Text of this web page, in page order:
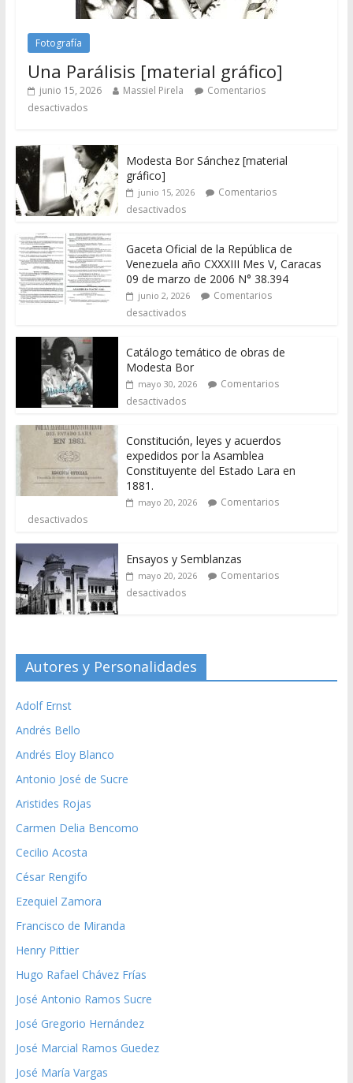
Fotografía
Una Parálisis [material gráfico]
junio 15, 2026 Massiel Pirela
Comentarios
desactivados
Modesta Bor Sánchez [material
gráfico]
junio 15, 2026
Comentarios
desactivados
Gaceta Oficial de la República de
Venezuela año CXXXIII Mes V, Caracas
09 de marzo de 2006 N° 38.394
junio 2, 2026
Comentarios
desactivados
Catálogo temático de obras de
Modesta Bor
mayo 30, 2026
Comentarios
desactivados
Constitución, leyes y acuerdos
expedidos por la Asamblea
Constituyente del Estado Lara en
1881.
mayo 20, 2026
Comentarios
desactivados
Ensayos y Semblanzas
mayo 20, 2026
Comentarios
desactivados
Autores y Personalidades
Adolf Ernst
Andrés Bello
Andrés Eloy Blanco
Antonio José de Sucre
Aristides Rojas
Carmen Delia Bencomo
Cecilio Acosta
César Rengifo
Ezequiel Zamora
Francisco de Miranda
Henry Pittier
Hugo Rafael Chávez Frías
José Antonio Ramos Sucre
José Gregorio Hernández
José Marcial Ramos Guedez
José María Vargas